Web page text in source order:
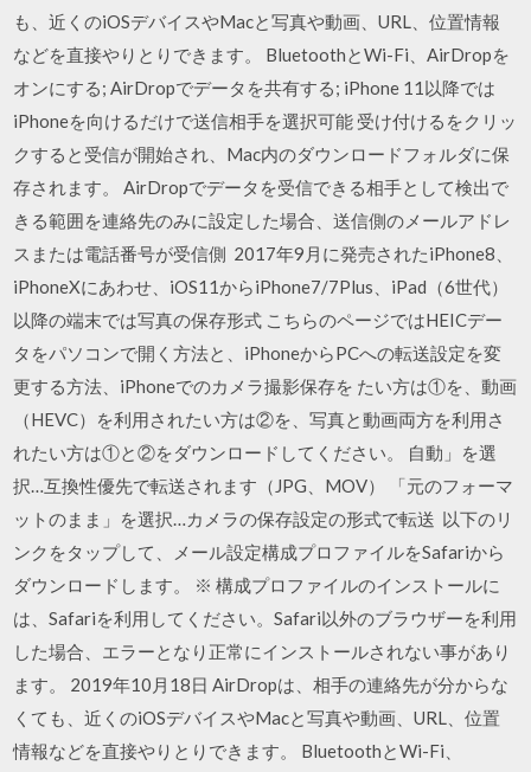
も、近くのiOSデバイスやMacと写真や動画、URL、位置情報
などを直接やりとりできます。 BluetoothとWi-Fi、AirDropを
オンにする; AirDropでデータを共有する; iPhone 11以降では
iPhoneを向けるだけで送信相手を選択可能 受け付けるをクリッ
クすると受信が開始され、Mac内のダウンロードフォルダに保
存されます。 AirDropでデータを受信できる相手として検出で
きる範囲を連絡先のみに設定した場合、送信側のメールアドレ
スまたは電話番号が受信側 2017年9月に発売されたiPhone8、
iPhoneXにあわせ、iOS11からiPhone7/7Plus、iPad（6世代）
以降の端末では写真の保存形式 こちらのページではHEICデー
タをパソコンで開く方法と、iPhoneからPCへの転送設定を変
更する方法、iPhoneでのカメラ撮影保存を たい方は①を、動画
（HEVC）を利用されたい方は②を、写真と動画両方を利用さ
れたい方は①と②をダウンロードしてください。 自動」を選
択…互換性優先で転送されます（JPG、MOV） 「元のフォーマ
ットのまま」を選択…カメラの保存設定の形式で転送 以下のリ
ンクをタップして、メール設定構成プロファイルをSafariから
ダウンロードします。 ※ 構成プロファイルのインストールに
は、Safariを利用してください。Safari以外のブラウザーを利用
した場合、エラーとなり正常にインストールされない事があり
ます。 2019年10月18日 AirDropは、相手の連絡先が分からな
くても、近くのiOSデバイスやMacと写真や動画、URL、位置
情報などを直接やりとりできます。 BluetoothとWi-Fi、